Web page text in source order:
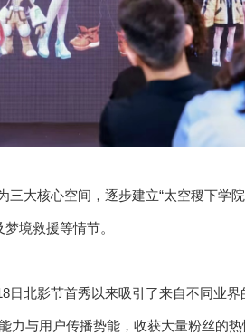
大核心空间，逐步建立“太空稷下学
境救援等情节。
日北影节首秀以来吸引了来自不同业
力与用户传播势能，收获大量粉丝的热